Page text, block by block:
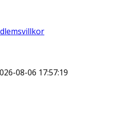
08-06 17:57:19